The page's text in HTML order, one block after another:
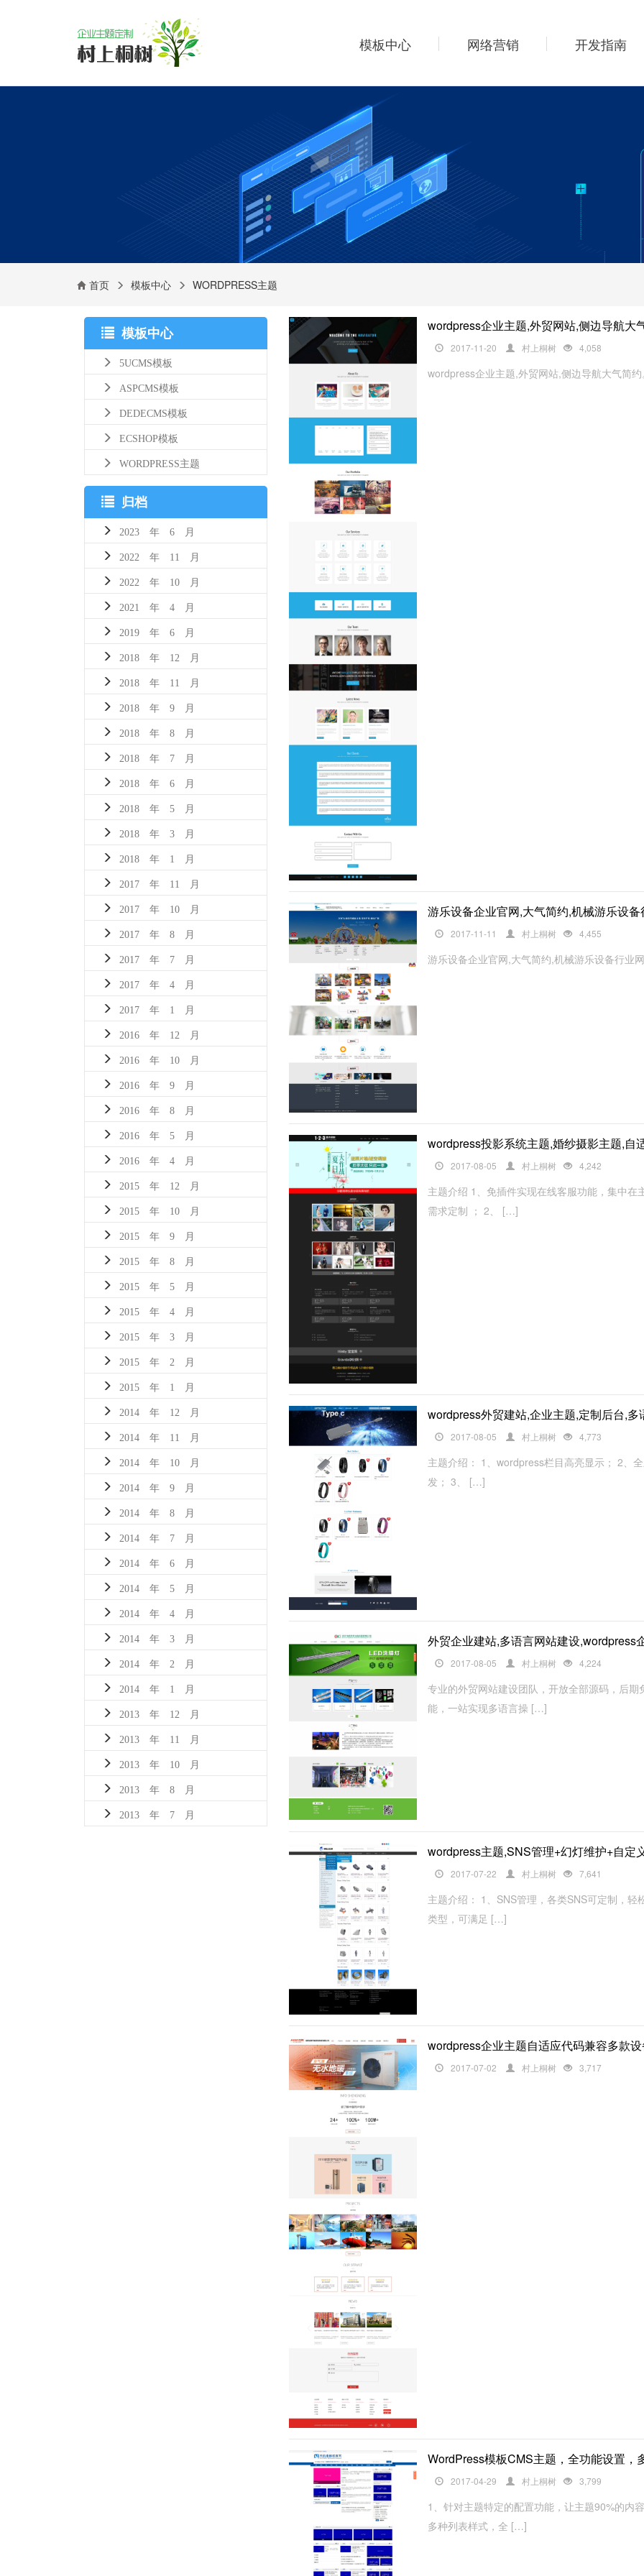
模板中心 网络营销 开发指南
首页 模板中心 WORDPRESS主题
模板中心
5UCMS模板
ASPCMS模板
DEDECMS模板
ECSHOP模板
WORDPRESS主题
归档
2023 年 6 月
2022 年 11 月
2022 年 10 月
2021 年 4 月
2019 年 6 月
2018 年 12 月
2018 年 11 月
2018 年 9 月
2018 年 8 月
2018 年 7 月
2018 年 6 月
2018 年 5 月
2018 年 3 月
2018 年 1 月
2017 年 11 月
2017 年 10 月
2017 年 8 月
2017 年 7 月
2017 年 4 月
2017 年 1 月
2016 年 12 月
2016 年 10 月
2016 年 9 月
2016 年 8 月
2016 年 5 月
2016 年 4 月
2015 年 12 月
2015 年 10 月
2015 年 9 月
2015 年 8 月
2015 年 5 月
2015 年 4 月
2015 年 3 月
2015 年 2 月
2015 年 1 月
2014 年 12 月
2014 年 11 月
2014 年 10 月
2014 年 9 月
2014 年 8 月
2014 年 7 月
2014 年 6 月
2014 年 5 月
2014 年 4 月
2014 年 3 月
2014 年 2 月
2014 年 1 月
2013 年 12 月
2013 年 11 月
2013 年 10 月
2013 年 8 月
2013 年 7 月
wordpress企业主题,外贸网站,侧边导航大
2017-11-20 村上桐树 4,058
wordpress企业主题,外贸网站,侧边导航大气简约。
游乐设备企业官网,大气简约,机械游乐设
2017-11-11 村上桐树 4,455
游乐设备企业官网,大气简约,机械游乐设备行业
wordpress投影系统主题,婚纱摄影主题,自
2017-08-05 村上桐树 4,242
主题介绍 1、免插件实现在线客服功能，集中
需求定制 ； 2、 […]
wordpress外贸建站,企业主题,定制后台,多
2017-08-05 村上桐树 4,773
主题介绍： 1、wordpress栏目高亮显示； 2、
发； 3、 […]
外贸企业建站,多语言网站建设,wordpress
2017-08-05 村上桐树 4,224
专业的外贸网站建设团队，开放全部源码，后
能，一站实现多语言操 […]
wordpress主题,SNS管理+幻灯维护+自定
2017-07-22 村上桐树 7,641
主题介绍： 1、SNS管理，各类SNS可定制，
类型，可满足 […]
wordpress企业主题自适应代码兼容多款
2017-07-02 村上桐树 3,717
WordPress模板CMS主题，全功能设置，
2017-04-29 村上桐树 3,799
1、针对主题特定的配置功能，让主题90%的内
多种列表样式，全 […]